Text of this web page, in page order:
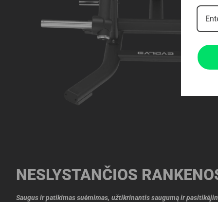
NESLYSTANČIOS
Saugus ir patikimas suėmimas, užtikrinantis saugumą ir